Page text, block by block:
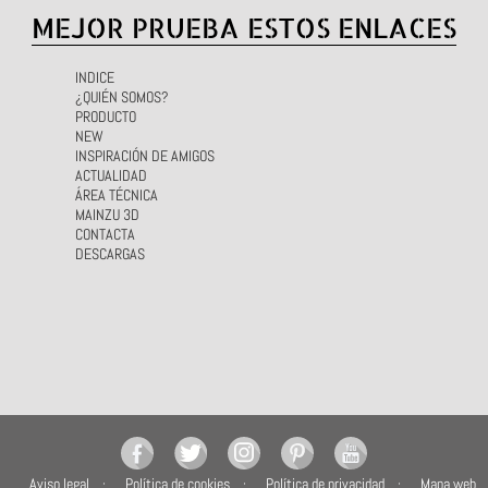
MEJOR PRUEBA ESTOS ENLACES
INDICE
¿QUIÉN SOMOS?
PRODUCTO
NEW
INSPIRACIÓN DE AMIGOS
ACTUALIDAD
ÁREA TÉCNICA
MAINZU 3D
CONTACTA
DESCARGAS
Aviso legal Política de cookies Política de privacidad Mapa web